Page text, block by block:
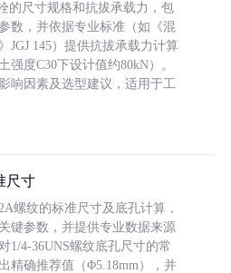
的尺寸规格和抗拔承载力，包
数，并依据专业标准（如《混
JGJ 145）提供抗拔承载力计算
强度C30下设计值约80kN）。
响因素及选型建议，适用于工
尺寸
螺纹的标准尺寸及底孔计算，
键参数，并提供专业数据来源
1/4-36UNS螺纹底孔尺寸的常
精确推荐值（Φ5.18mm），并